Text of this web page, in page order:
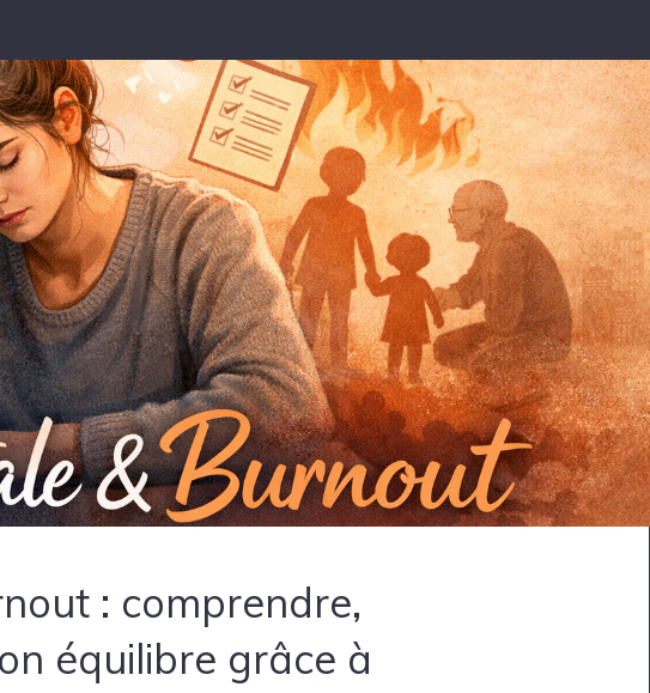
: comprendre,
équilibre grâce à